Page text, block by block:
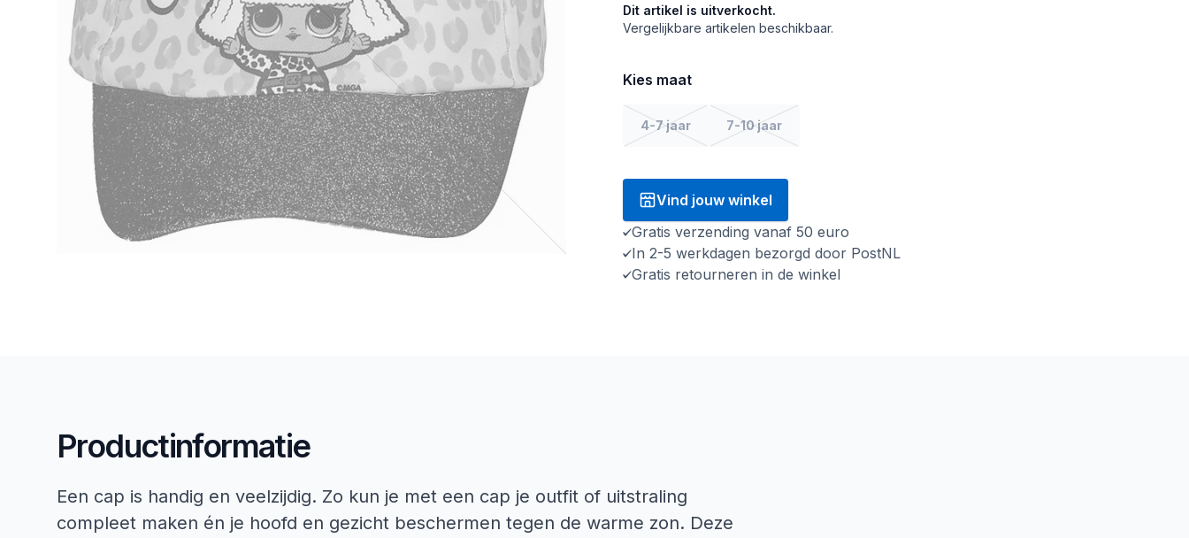
Dit artikel is uitverkocht.
Vergelijkbare artikelen beschikbaar.
Kies maat
4-7 jaar 7-10 jaar
Vind jouw winkel
Gratis verzending vanaf 50 euro
In 2-5 werkdagen bezorgd door PostNL
Gratis retourneren in de winkel
Productinformatie
Een cap is handig en veelzijdig. Zo kun je met een cap je outfit of uitstraling
compleet maken én je hoofd en gezicht beschermen tegen de warme zon. Deze